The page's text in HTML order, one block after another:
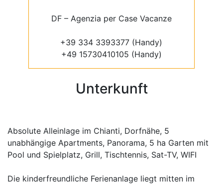
DF – Agenzia per Case Vacanze
+39 334 3393377 (Handy)
+49 15730410105 (Handy)
Unterkunft
Absolute Alleinlage im Chianti, Dorfnähe, 5
unabhängige Apartments, Panorama, 5 ha Garten mit
Pool und Spielplatz, Grill, Tischtennis, Sat-TV, WIFI
Die kinderfreundliche Ferienanlage liegt mitten im